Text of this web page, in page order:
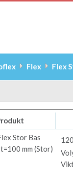
Flex Flex
Stor Bas
mm (Stor)